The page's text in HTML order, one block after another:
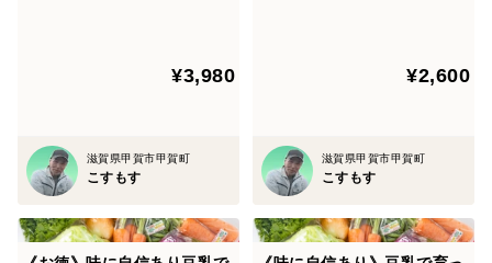
¥3,980
滋賀県甲賀市甲賀町
こすもす
¥2,600
滋賀県甲賀市甲賀町
こすもす